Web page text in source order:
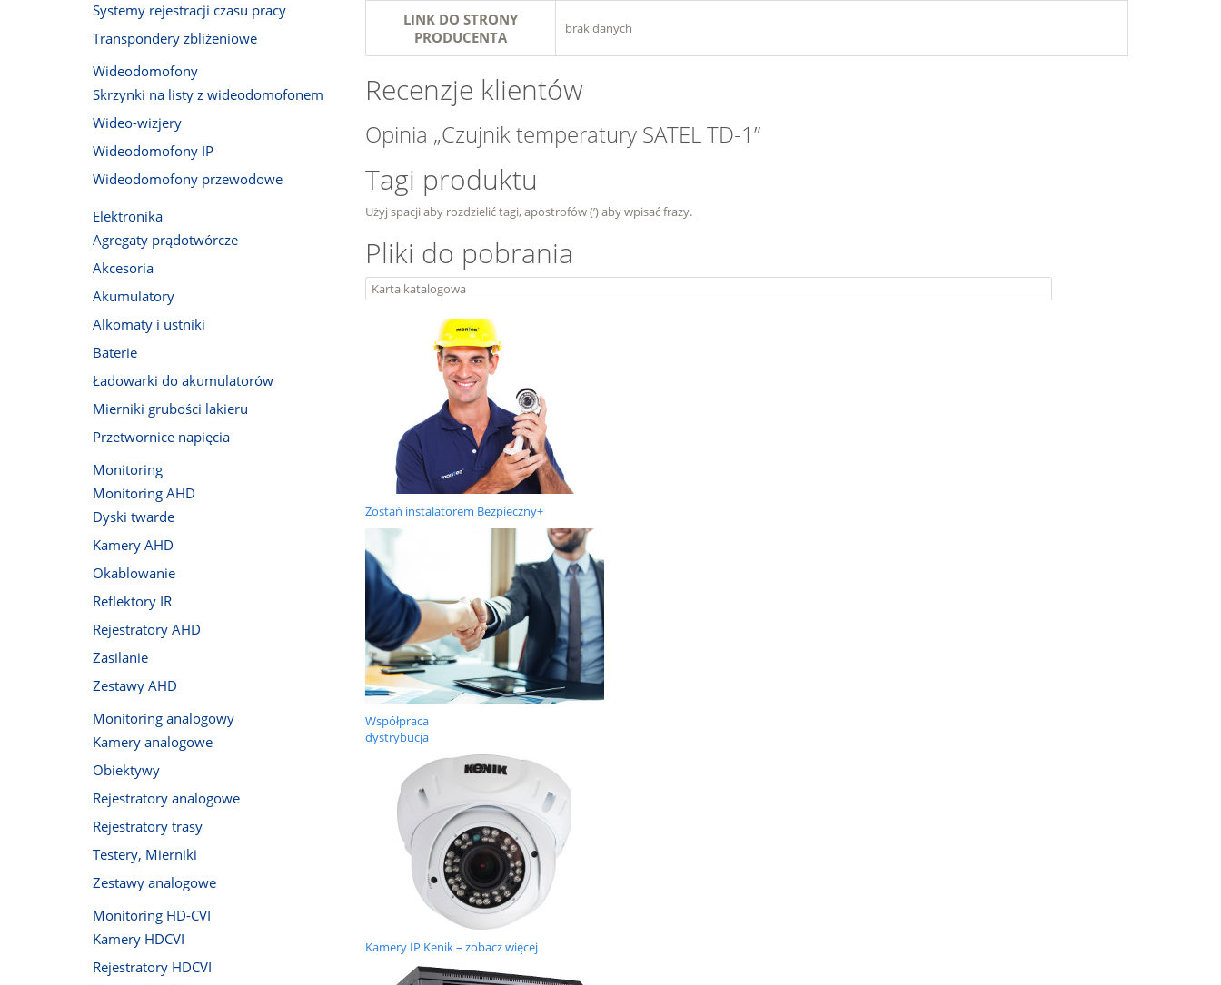
LINK DO STRONY
PRODUCENTA
brak danych
Recenzje klientów
Opinia „Czujnik temperatury SATEL TD-1”
Tagi produktu
Użyj spacji aby rozdzielić tagi, apostrofów (’) aby wpisać frazy.
Pliki do pobrania
Karta katalogowa
Zostań instalatorem Bezpieczny+
Współpraca
dystrybucja
Kamery IP Kenik – zobacz więcej
Systemy rejestracji czasu pracy
Transpondery zbliżeniowe
Wideodomofony
Skrzynki na listy z wideodomofonem
Wideo-wizjery
Wideodomofony IP
Wideodomofony przewodowe
Elektronika
Agregaty prądotwórcze
Akcesoria
Akumulatory
Alkomaty i ustniki
Baterie
Ładowarki do akumulatorów
Mierniki grubości lakieru
Przetwornice napięcia
Monitoring
Monitoring AHD
Dyski twarde
Kamery AHD
Okablowanie
Reflektory IR
Rejestratory AHD
Zasilanie
Zestawy AHD
Monitoring analogowy
Kamery analogowe
Obiektywy
Rejestratory analogowe
Rejestratory trasy
Testery, Mierniki
Zestawy analogowe
Monitoring HD-CVI
Kamery HDCVI
Rejestratory HDCVI